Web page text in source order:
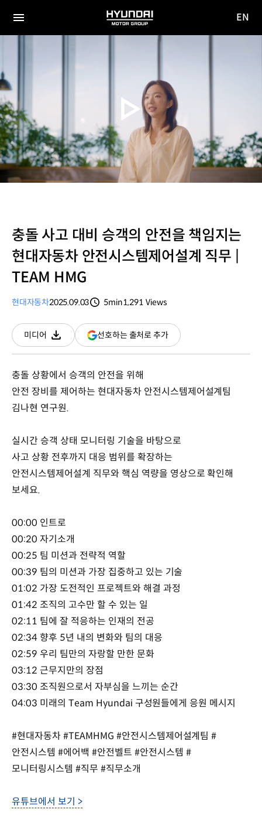
전체
HYUNDAI
MOTOR
EN
충돌 사고 대비 승객의 안전을 책임지는
현대자동차 안전시스템제어설계 직무 |
TEAM HMG
현대자동차2025.09.03
5min1,291 Views
미디어
다운로드
선호하는 출처로 추가(새
창
충돌 상황에서 승객의 안전을 위해
안전 장비를 제어하는 현대자동차 안전시스템제어설계팀
김나현 연구원.
실시간 승객 상태 모니터링 기술을 바탕으로
사고 상황 전후까지 대응 범위를 확장하는
안전시스템제어설계 직무와 핵심 역량을 영상으로 확인해
보세요.
00:00 인트로
00:20 자기소개
00:25 팀 미션과 전략적 역할
00:39 팀의 미션과 가장 집중하고 있는 기술
01:02 가장 도전적인 프로젝트와 해결 과정
01:42 조직의 고수만 할 수 있는 일
02:11 팀에 잘 적응하는 인재의 전공
02:34 향후 5년 내의 변화와 팀의 대응
02:59 우리 팀만의 자랑할 만한 문화
03:12 근무지만의 장점
03:30 조직원으로서 자부심을 느끼는 순간
04:03 미래의 Team Hyundai 구성원들에게 응원 메시지
#현대자동차 #TEAMHMG #안전시스템제어설계팀 #
안전시스템 #에어백 #안전벨트 #안전시스템 #
모니터링시스템 #직무 #직무소개
유튜브에서 보기 >